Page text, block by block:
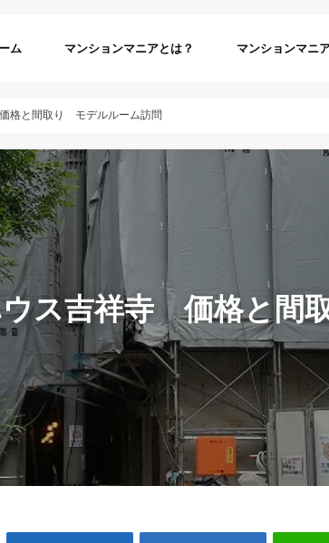
ム マンションマニアとは？ マンションマニ
格と間取り モデルルーム訪問
ウス吉祥寺 価格と間